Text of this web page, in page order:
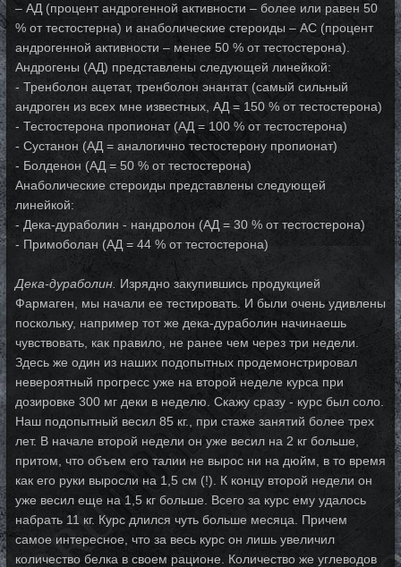
– АД (процент андрогенной активности – более или равен 50
% от тестостерна) и анаболические стероиды – АС (процент
андрогенной активности – менее 50 % от тестостерона).
Андрогены (АД) представлены следующей линейкой:
- Тренболон ацетат, тренболон энантат (самый сильный
андроген из всех мне известных, АД = 150 % от тестостерона)
- Тестостерона пропионат (АД = 100 % от тестостерона)
- Сустанон (АД = аналогично тестостерону пропионат)
- Болденон (АД = 50 % от тестостерона)
Анаболические стероиды представлены следующей
линейкой:
- Дека-дураболин - нандролон (АД = 30 % от тестостерона)
- Примоболан (АД = 44 % от тестостерона)
Дека-дураболин. Изрядно закупившись продукцией
Фармаген, мы начали ее тестировать. И были очень удивлены
поскольку, например тот же дека-дураболин начинаешь
чувствовать, как правило, не ранее чем через три недели.
Здесь же один из наших подопытных продемонстрировал
невероятный прогресс уже на второй неделе курса при
дозировке 300 мг деки в неделю. Скажу сразу - курс был соло.
Наш подопытный весил 85 кг., при стаже занятий более трех
лет. В начале второй недели он уже весил на 2 кг больше,
притом, что объем его талии не вырос ни на дюйм, в то время
как его руки выросли на 1,5 см (!). К концу второй недели он
уже весил еще на 1,5 кг больше. Всего за курс ему удалось
набрать 11 кг. Курс длился чуть больше месяца. Причем
самое интересное, что за весь курс он лишь увеличил
количество белка в своем рационе. Количество же углеводов